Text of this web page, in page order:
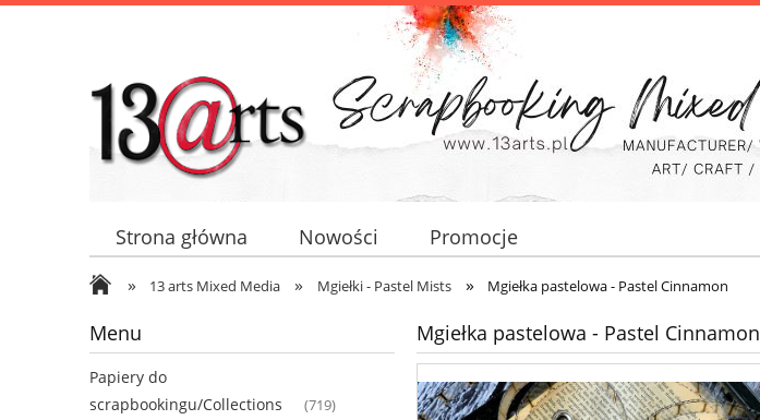
Strona główna Nowości Promocje
» 13 arts Mixed Media » Mgiełki - Pastel Mists » Mgiełka pastelowa - Pastel Cinnamon
Menu
Papiery do
scrapbookingu/Collections
(719)
Mgiełka pastelowa - Pastel Cinnamon